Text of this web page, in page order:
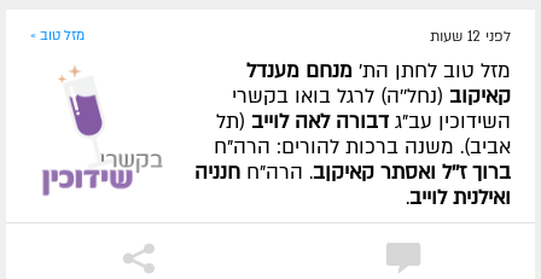
לפני 12 שעות מזל טוב »
מזל טוב לחתן הת' מנחם מענדל
קאיקוב (נחל''ה) לרגל בואו בקשרי
השידוכין עב"ג דבורה לאה לוייב (תל
אביב). משנה ברכות להורים: הרה"ח
ברוך ז''ל ואסתר קאיקןב. הרה"ח חנניה
ואילנית לוייב.